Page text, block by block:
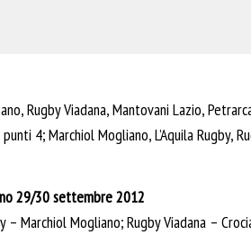
Rugby Viadana, Mantovani Lazio,
4; Marchiol Mogliano, L’Aquila Rugby,
29/30 settembre 2012
– Marchiol Mogliano; Rugby Viadana –